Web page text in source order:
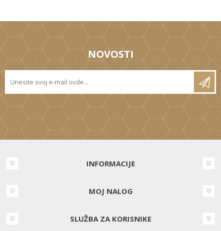
NOVOSTI
INFORMACIJE
MOJ NALOG
SLUŽBA ZA KORISNIKE